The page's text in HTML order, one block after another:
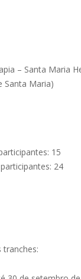
– Santa Maria
Santa Maria)
15
24
tranches: